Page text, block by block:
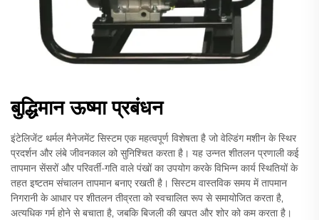
बुद्धिमान ऊष्मा प्रबंधन
इंटेलिजेंट थर्मल मैनेजमेंट सिस्टम एक महत्वपूर्ण विशेषता है जो वेल्डिंग मशीन के स्थिर
प्रदर्शन और लंबे जीवनकाल को सुनिश्चित करता है। यह उन्नत शीतलन प्रणाली कई
तापमान सेंसरों और परिवर्ती-गति वाले पंखों का उपयोग करके विभिन्न कार्य स्थितियों के
तहत इष्टतम संचालन तापमान बनाए रखती है। सिस्टम वास्तविक समय में तापमान
निगरानी के आधार पर शीतलन तीव्रता को स्वचालित रूप से समायोजित करता है,
अत्यधिक गर्म होने से बचाता है, जबकि बिजली की खपत और शोर को कम करता है।